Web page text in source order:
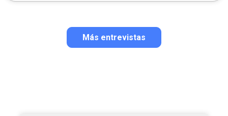
Más entrevistas